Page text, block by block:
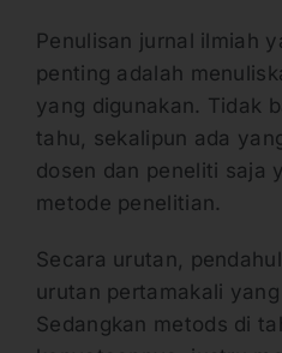
Penulisan jurnal ilmiah
penting adalah
yang digunakan. Tidak
tahu, sekalipun ada
dosen dan peneliti saja
metode penelitian.
Secara urutan,
urutan pertamakali
Sedangkan metods di